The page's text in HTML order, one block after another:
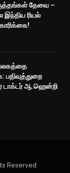
தேவை –
இந்திய ரியல்
டாக்டர் ஆ.ஹென்றி
Reserved.